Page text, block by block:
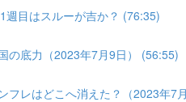
週目はスルーが吉か？ (76:35)
の底力（2023年7月9日） (56:55)
フレはどこへ消えた？（2023年7